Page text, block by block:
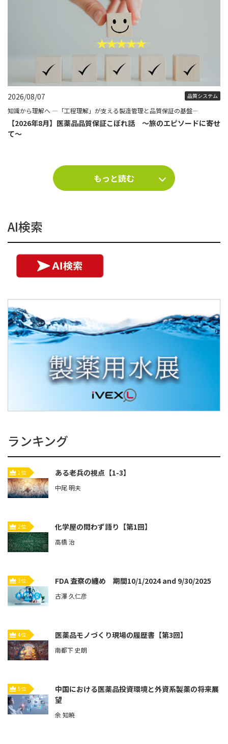
2026/08/07 品質システム
知識から理解へ ―「工程理解」が支える製造管理と品質保証の基盤―
【2026年8月】医薬品品質保証こぼれ話 ～旅のエピソードに寄せ
て～
もっと読む
AI検索
ランキング
1位 ある老兵の視点【1-3】
中尾 明夫
2位 化学屋の問わず語り【第1回】
高橋 治
3位 FDA 査察の纏め 期間10/1/2024 and 9/30/2025
古澤 久仁彦
4位 医薬品モノづくり現場の履歴書【第3回】
南都下 史朗
5位
中国における医薬品投資環境と外資系製薬の将来展
望
余 知暁